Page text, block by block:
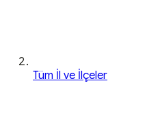
Tüm İl ve İlçeler